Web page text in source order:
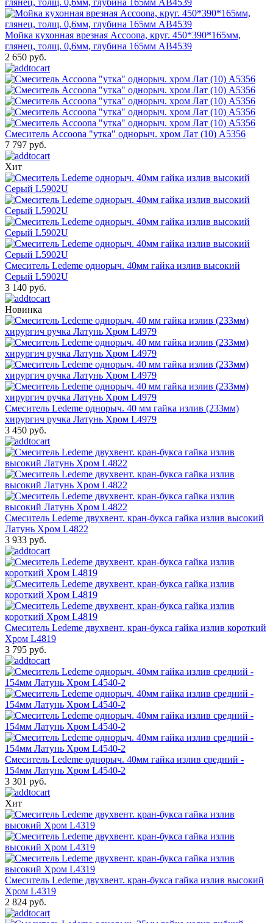
Мойка кухонная врезная Accoona, круг. 450*390*165мм,
глянец, толщ. 0,6мм, глубина 165мм AB4539
2 650 руб.
Смеситель Accoona "утка" однорыч. хром Лат (10) A5356
7 797 руб.
Хит
Смеситель Ledeme однорыч. 40мм гайка излив высокий
Серый L5902U
3 140 руб.
Новинка
Смеситель Ledeme однорыч. 40 мм гайка излив (233мм)
хирургич ручка Латунь Хром L4979
3 450 руб.
Смеситель Ledeme двухвент. кран-букса гайка излив высокий
Латунь Хром L4822
3 933 руб.
Смеситель Ledeme двухвент. кран-букса гайка излив короткий
Хром L4819
3 795 руб.
Смеситель Ledeme однорыч. 40мм гайка излив средний -
154мм Латунь Хром L4540-2
3 301 руб.
Хит
Смеситель Ledeme двухвент. кран-букса гайка излив высокий
Хром L4319
2 824 руб.